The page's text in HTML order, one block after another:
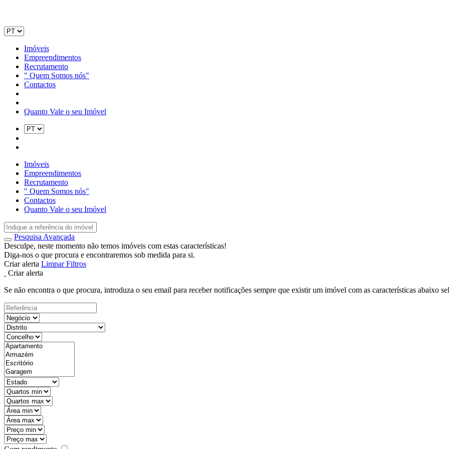
Imóveis
Empreendimentos
Recrutamento
" Quem Somos nós"
Contactos
Quanto Vale o seu Imóvel
Imóveis
Empreendimentos
Recrutamento
" Quem Somos nós"
Contactos
Quanto Vale o seu Imóvel
Pesquisa Avançada
Desculpe, neste momento não temos imóveis com estas características!
Diga-nos o que procura e encontraremos sob medida para si.
Criar alerta Limpar Filtros
Criar alerta
Se não encontra o que procura, introduza o seu email para receber notificações sempre que existir um imóvel com as características abaixo